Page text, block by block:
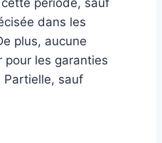
dans les
plus, aucune
pour les garanties
Partielle, sauf